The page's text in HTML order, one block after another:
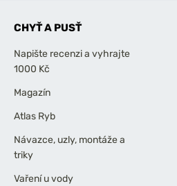
CHYŤ A PUSŤ
Napište recenzi a vyhrajte
1000 Kč
Magazín
Atlas Ryb
Návazce, uzly, montáže a
triky
Vaření u vody